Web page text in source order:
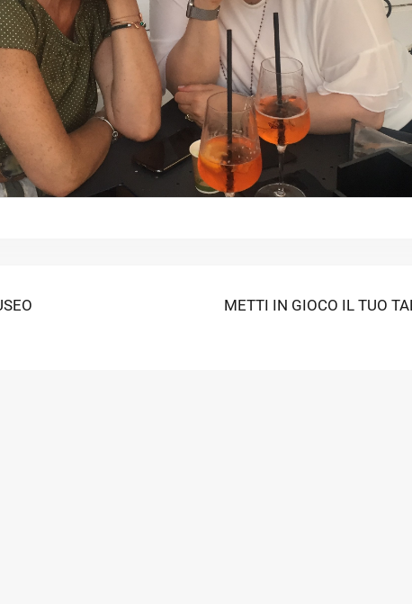
Next
METTI IN GIOCO IL TUO